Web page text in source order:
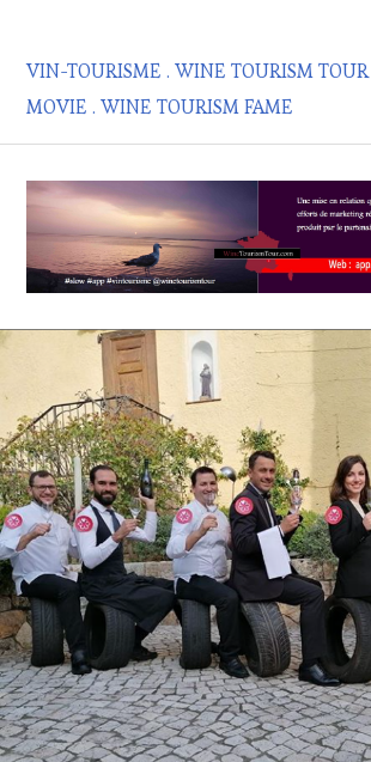
contenu
principal
VIN-TOURISME . WINE TOURISM TOUR
MOVIE . WINE TOURISM FAME